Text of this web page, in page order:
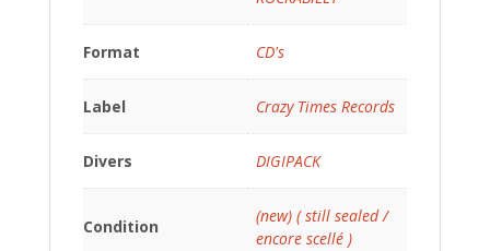
Format CD's
Label Crazy Times Records
Divers DIGIPACK
Condition
(new) ( still sealed /
encore scellé )